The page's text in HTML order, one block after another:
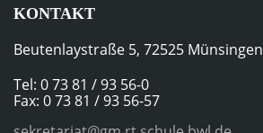
KONTAKT
Beutenlaystraße 5, 72525 Münsingen
Tel: 0 73 81 / 93 56-0
Fax: 0 73 81 / 93 56-57